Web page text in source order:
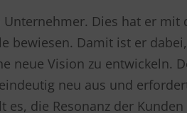
Dies hat er mit
bewiesen. Damit ist er
neue Vision zu entwickeln.
neu aus und
es, die Resonanz der